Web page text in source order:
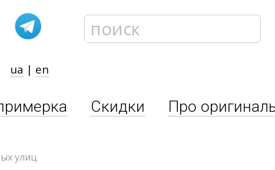
ua | en
Скидки
Про
улиц